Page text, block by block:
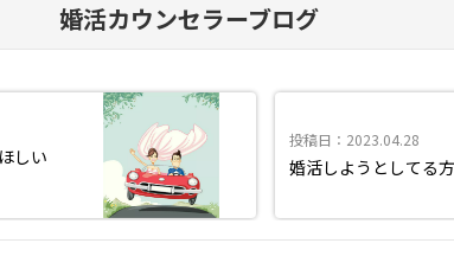
婚活カウンセラーブログ
しい
投稿日：2023.04.28
婚活しようとしてる